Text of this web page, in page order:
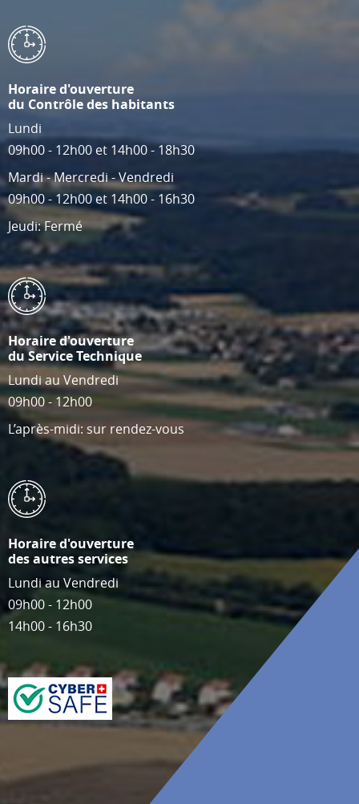
Horaire d'ouverture
du Contrôle des habitants
Lundi
09h00 - 12h00 et 14h00 - 18h30
Mardi - Mercredi - Vendredi
09h00 - 12h00 et 14h00 - 16h30
Jeudi: Fermé
Horaire d'ouverture
du Service Technique
Lundi au Vendredi
09h00 - 12h00
L’après-midi: sur rendez-vous
Horaire d'ouverture
des autres services
Lundi au Vendredi
09h00 - 12h00
14h00 - 16h30